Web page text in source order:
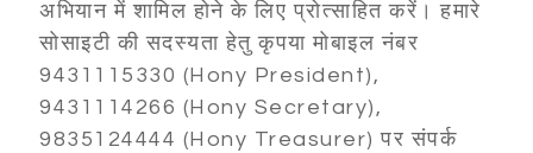
अभियान में शामिल होने के लिए प्रोत्साहित करें। हमारे
सोसाइटी की सदस्यता हेतु कृपया मोबाइल नंबर
9431115330 (Hony President),
9431114266 (Hony Secretary),
9835124444 (Hony Treasurer) पर संपर्क